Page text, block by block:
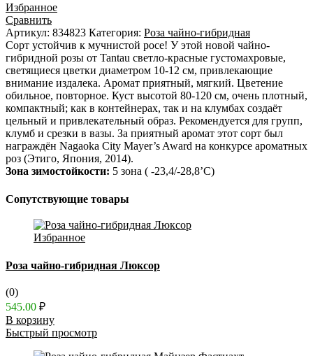
Избранное
Сравнить
Артикул: 834823 Категория: Роза чайно-гибридная
Сорт устойчив к мучнистой росе! У этой новой чайно-
гибридной розы от Tantau светло-красные густомахровые,
светящиеся цветки диаметром 10-12 см, привлекающие
внимание издалека. Аромат приятный, мягкий. Цветение
обильное, повторное. Куст высотой 80-120 см, очень плотный,
компактный; как в контейнерах, так и на клумбах создаёт
цельный и привлекательный образ. Рекомендуется для групп,
клумб и срезки в вазы. За приятный аромат этот сорт был
награждён Nagaoka City Mayer’s Award на конкурсе ароматных
роз (Этиго, Япония, 2014).
Зона зимостойкости: 5 зона ( -23,4/-28,8’C)
Сопутствующие товары
Избранное
Роза чайно-гибридная Люксор
(0)
545.00 ₽
В корзину
Быстрый просмотр